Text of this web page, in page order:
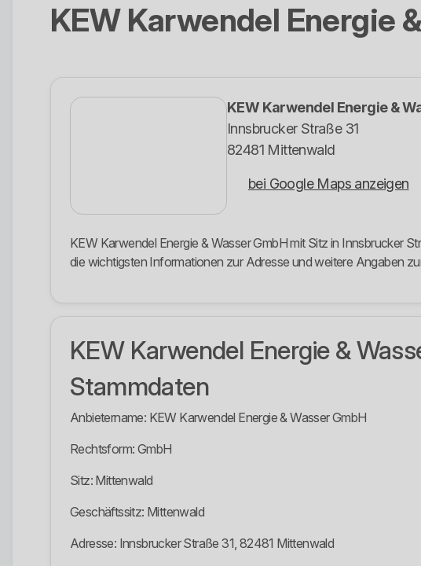
KEW Karwendel Energie
KEW Karwendel Energie &
Innsbrucker Straße 31
82481 Mittenwald
bei Google Maps anzeigen
KEW Karwendel Energie & Wasser GmbH mit Sitz in Innsbrucker
die wichtigsten Informationen zur Adresse und weitere Angaben
KEW Karwendel Energie &
Stammdaten
Anbietername: KEW Karwendel Energie & Wasser GmbH
Rechtsform: GmbH
Sitz: Mittenwald
Geschäftssitz: Mittenwald
Adresse: Innsbrucker Straße 31, 82481 Mittenwald